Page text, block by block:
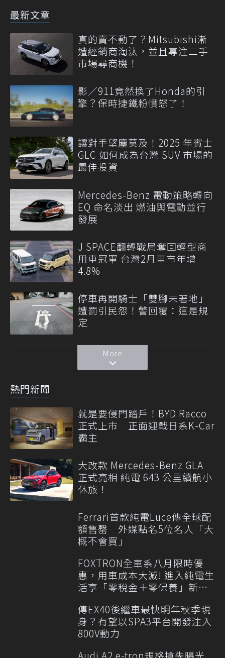
最新文章
真的賣不動了？Mitsubishi漸
遭經銷商淘汰，並且專注二手
市場尋商機！
影／911竟然換了Honda的引
擎？保時捷鐵粉憤怒了！
讓對手望塵莫及！2025 年賓士
GLC 如何成為台灣 SUV 市場的
最佳投資
Mercedes-Benz 電動策略轉向
EQ 命名淡出 燃油與電動並行
發展
J SPACE翻轉戰局奪回輕型商
用車冠軍 台灣2月車市年增
4.8%
停車再開騎士「雙腳未著地」
遭罰引民怨！警回覆：這是規
定
More
熱門新聞
就是要侵門踏戶！BYD Racco
正式上市 正面迎戰日系K-Car
霸主
大改款 Mercedes-Benz GLA
正式亮相 純電 643 公里續航小
休旅！
Ferrari首款純電Luce傳全球配
額售罄 外媒點名5位名人「大
概不會買」
FOXTRON全車系八月限時優
惠，用車成本大減! 進入純電生
活享「零稅金＋零保養」新時
傳EX40後繼車最快明年秋季現
身？有望以SPA3平台開發注入
800V動力
Audi A2 e-tron規格搶先曝光